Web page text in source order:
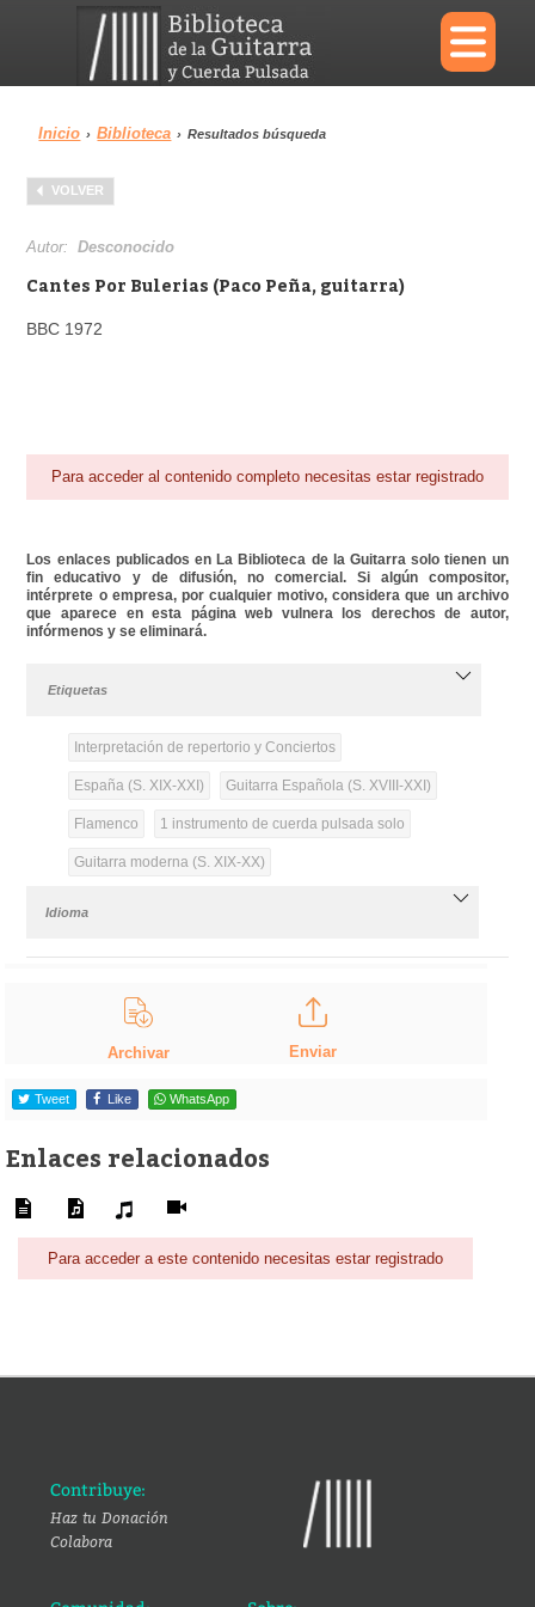
×
Menu
Biblioteca
Inicio › Biblioteca › Resultados búsqueda
VOLVER
Autor:Desconocido
Cantes Por Bulerias (Paco Peña, guitarra)
BBC 1972
Para acceder al contenido completo necesitas estar registrado
Los enlaces publicados en La Biblioteca de la Guitarra solo tienen un
fin educativo y de difusión, no comercial. Si algún compositor,
intérprete o empresa, por cualquier motivo, considera que un archivo
que aparece en esta página web vulnera los derechos de autor,
infórmenos y se eliminará.
Etiquetas
Interpretación de repertorio y Conciertos
España (S. XIX-XXI) Guitarra Española (S. XVIII-XXI)
Flamenco 1 instrumento de cuerda pulsada solo
Guitarra moderna (S. XIX-XX)
Idioma
Archivar Enviar
Tweet Like WhatsApp
Enlaces relacionados
Para acceder a este contenido necesitas estar registrado
Contribuye:
Haz tu Donación
Colabora